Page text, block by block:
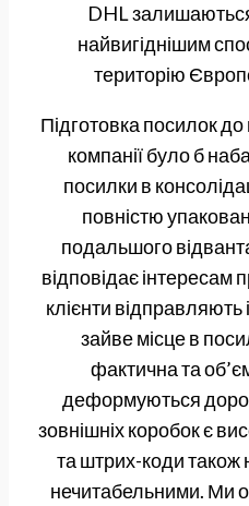
DHL
найвигіднішим
територію
Підготовка посилок
компанії було б
посилки в
повністю
подальшого
відповідає інтересам
клієнти відправляють
зайве місце в
фактична та
деформуються
зовнішніх коробок є
та штрих-коди також
нечитабельними. Ми